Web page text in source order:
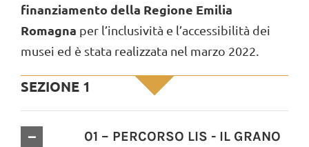
finanziamento della Regione Emilia
Romagna per l’inclusività e l’accessibilità dei
musei ed è stata realizzata nel marzo 2022.
SEZIONE 1
01 – PERCORSO LIS - IL GRANO